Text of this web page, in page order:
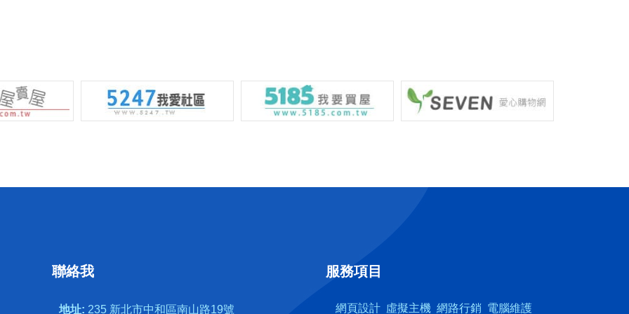
聯絡我
地址: 235 新北市中和區南山路19號
服務項目
網頁設計 虛擬主機 網路行銷 電腦維護